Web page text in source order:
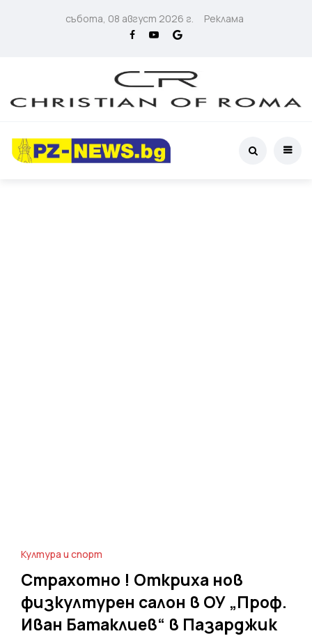
събота, 08 август 2026 г. Реклама
Култура и спорт
Страхотно ! Откриха нов
физкултурен салон в ОУ „Проф.
Иван Батаклиев“ в Пазарджик